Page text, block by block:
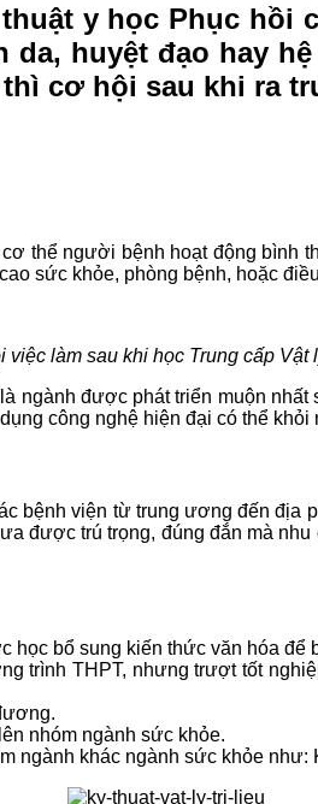
y học Phục hồi
huyệt đạo hay
cơ hội sau khi ra
thể người bệnh hoạt động bình
sức khỏe, phòng bệnh, hoặc
việc làm sau khi học Trung cấp Vật
ngành được phát triển muộn
công nghệ hiện đại có thể
bệnh viện từ trung ương đến
được trú trọng, đúng đắn mà
bổ sung kiến thức văn hóa để
trình THPT, nhưng trượt tốt
nhóm ngành sức khỏe.
ngành khác ngành sức khỏe như: